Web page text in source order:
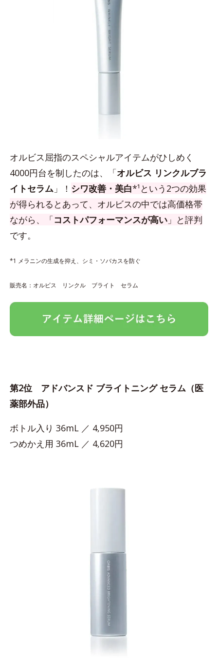
オルビス屈指のスペシャルアイテムがひしめく
4000円台を制したのは、「オルビス リンクルブラ
イトセラム 」！ シワ改善・美白*¹という2つの効果
が得られるとあって、オルビスの中では高価格帯
ながら、「コストパフォーマンスが高い 」と評判
です。
*1 メラニンの生成を抑え、シミ・ソバカスを防ぐ
販売名：オルビス リンクル ブライト セラム
第2位 アドバンスド ブライトニング セラム（医
薬部外品）
ボトル入り 36mL ／ 4,950円
つめかえ用 36mL ／ 4,620円